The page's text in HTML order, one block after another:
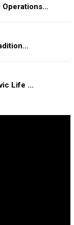
Operations…
Life …